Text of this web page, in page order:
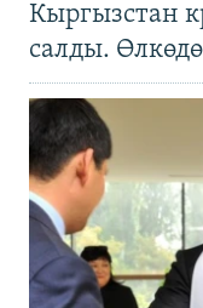
Кыргызстан
салды.